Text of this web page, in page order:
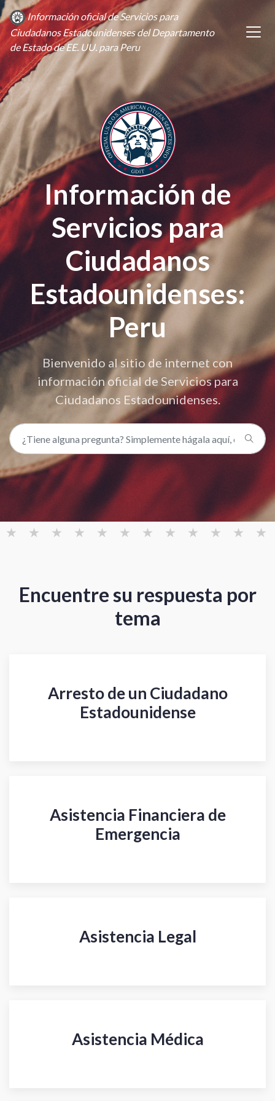
Información oficial de Servicios para
Ciudadanos Estadounidenses del Departamento
de Estado de EE. UU. para Peru
Información de
Servicios para
Ciudadanos
Estadounidenses:
Peru
Bienvenido al sitio de internet con
información oficial de Servicios para
Ciudadanos Estadounidenses.
Encuentre su respuesta por
tema
Arresto de un Ciudadano
Estadounidense
Asistencia Financiera de
Emergencia
Asistencia Legal
Asistencia Médica